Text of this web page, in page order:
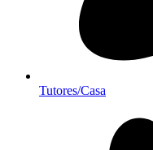
Tutores/Casa